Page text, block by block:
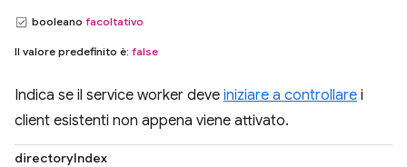
booleano facoltativo
Il valore predefinito è: false
Indica se il service worker deve iniziare a controllare i
client esistenti non appena viene attivato.
directoryIndex